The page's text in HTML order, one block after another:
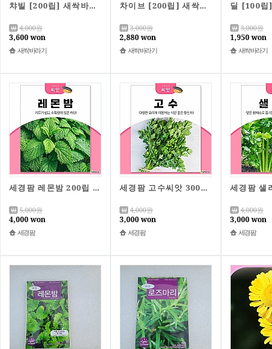
챠빌 [200립] 새싹바라기 허브씨앗
4,000원
3,600 won
새싹바라기
차이브 [200립] 새싹바라기 허브씨앗
3,000원
2,880 won
새싹바라기
3,000원
1,950 won
새싹바라기
세경팜 레몬밤 200립 허브씨앗 종자 베란다텃밭 식물키우기
5,000원
4,000 won
세경팜
세경팜 고수씨앗 300립 허브키우기 베란다텃밭
4,000원
3,000 won
세경팜
4,000원
3,000 won
세경팜